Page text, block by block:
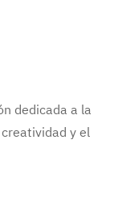
dedicada a la
y el